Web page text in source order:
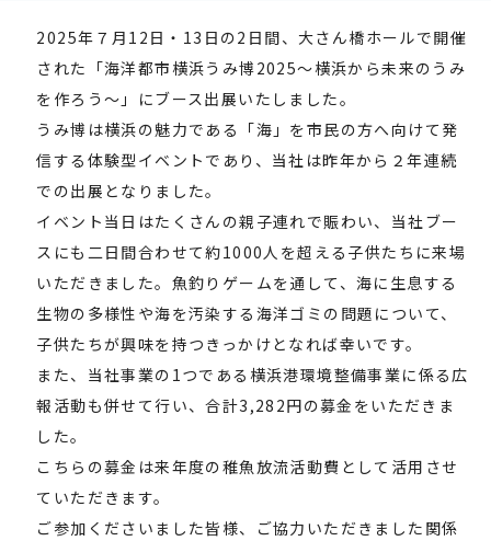
2025年７月12日・13日の2日間、大さん橋ホールで開催
された「海洋都市横浜うみ博2025～横浜から未来のうみ
を作ろう～」にブース出展いたしました。
うみ博は横浜の魅力である「海」を市民の方へ向けて発
信する体験型イベントであり、当社は昨年から２年連続
での出展となりました。
イベント当日はたくさんの親子連れで賑わい、当社ブー
スにも二日間合わせて約1000人を超える子供たちに来場
いただきました。魚釣りゲームを通して、海に生息する
生物の多様性や海を汚染する海洋ゴミの問題について、
子供たちが興味を持つきっかけとなれば幸いです。
また、当社事業の1つである横浜港環境整備事業に係る広
報活動も併せて行い、合計3,282円の募金をいただきま
した。
こちらの募金は来年度の稚魚放流活動費として活用させ
ていただきます。
ご参加くださいました皆様、ご協力いただきました関係